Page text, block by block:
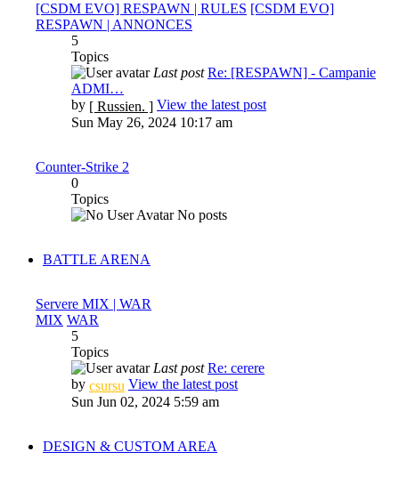
[CSDM EVO] RESPAWN | RULES [CSDM EVO]
RESPAWN | ANNONCES
5
Topics
Last post Re: [RESPAWN] - Campanie
ADMI…
by [ Russien. ] View the latest post
Sun May 26, 2024 10:17 am
Counter-Strike 2
0
Topics
No posts
BATTLE ARENA
Servere MIX | WAR
MIX WAR
5
Topics
Last post Re: cerere
by csursu View the latest post
Sun Jun 02, 2024 5:59 am
DESIGN & CUSTOM AREA